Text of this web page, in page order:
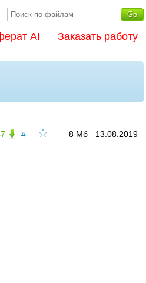
AI Заказать работу
☆
# 13.08.2019
8 Мб